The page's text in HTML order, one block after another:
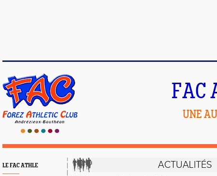
FAC
UNE
LE FAC ATHLE ACTUALITÉS